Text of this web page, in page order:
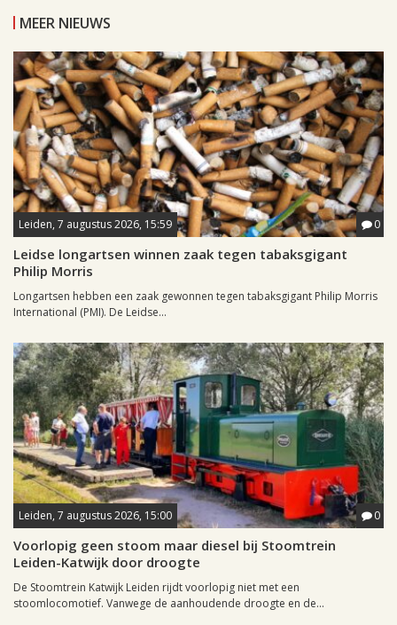
MEER NIEUWS
Leiden, 7 augustus 2026, 15:59 0
Leidse longartsen winnen zaak tegen tabaksgigant
Philip Morris
Longartsen hebben een zaak gewonnen tegen tabaksgigant Philip Morris
International (PMI). De Leidse...
Leiden, 7 augustus 2026, 15:00 0
Voorlopig geen stoom maar diesel bij Stoomtrein
Leiden-Katwijk door droogte
De Stoomtrein Katwijk Leiden rijdt voorlopig niet met een
stoomlocomotief. Vanwege de aanhoudende droogte en de...